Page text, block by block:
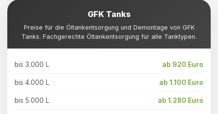
GFK Tanks
Preise für die Öltankentsorgung und Demontage von GFK
Tanks. Fachgerechte Öltankentsorgung für alle Tanktypen.
bis 3.000 L ab 920 Euro
bis 4.000 L ab 1.100 Euro
bis 5.000 L ab 1.280 Euro